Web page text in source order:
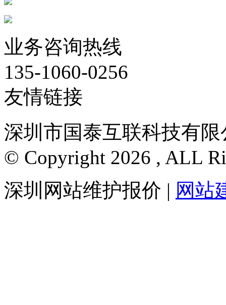
业务咨询热线
135-1060-0256
友情链接
深圳市国泰互联科技有
© Copyright 2026 , ALL
深圳网站维护报价 | 网站